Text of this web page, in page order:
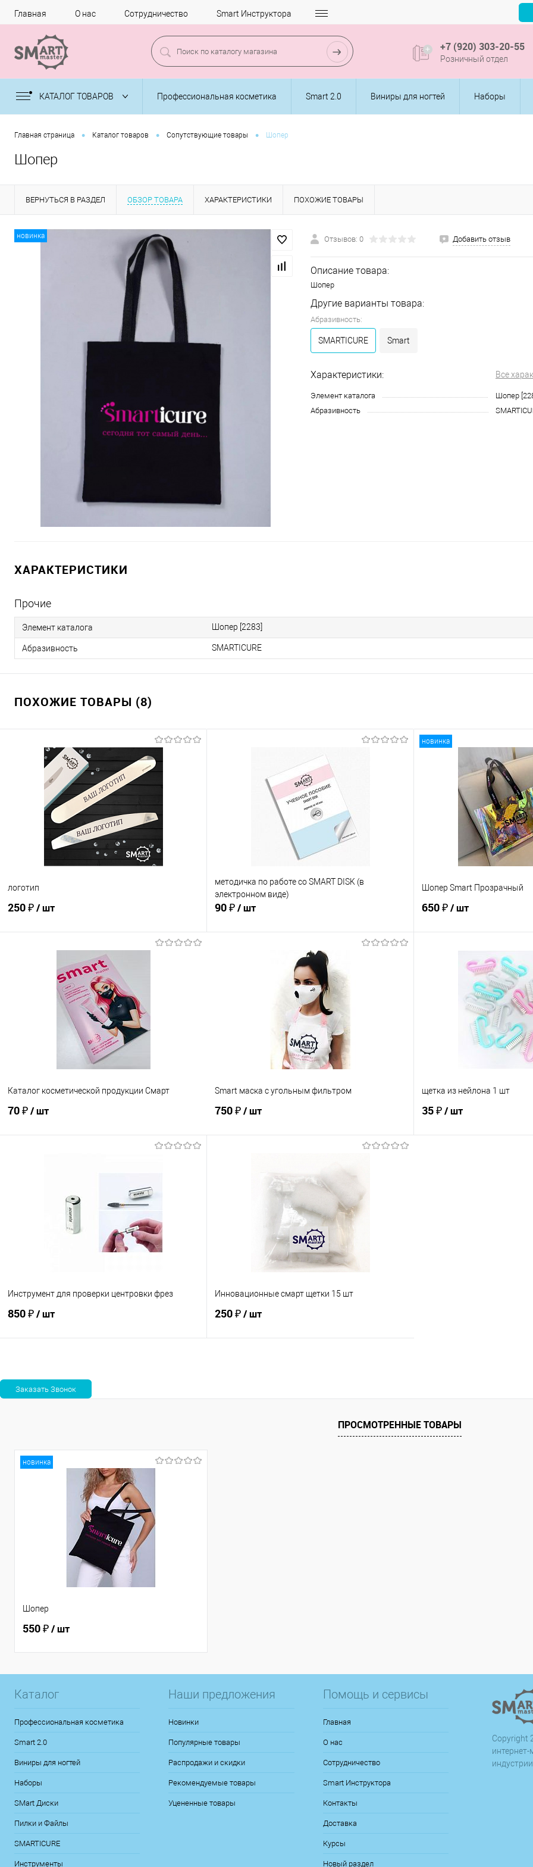
Главная О нас Сотрудничество Smart Инструктора
+7 (920) 303-20-55
Розничный отдел
КАТАЛОГ ТОВАРОВ Профессиональная косметика Smart 2.0 Виниры для ногтей Наборы
Главная страница • Каталог товаров • Сопутствующие товары • Шопер
Шопер
ВЕРНУТЬСЯ В РАЗДЕЛ ОБЗОР ТОВАРА ХАРАКТЕРИСТИКИ ПОХОЖИЕ ТОВАРЫ
новинка Отзывов: 0 Добавить отзыв
Описание товара:
Шопер
Другие варианты товара:
Абразивность:
SMARTICURE Smart
Характеристики: Все
Элемент каталога
Шопер
Абразивность
ХАРАКТЕРИСТИКИ
Прочие
Элемент каталога Шопер [2283]
Абразивность SMARTICURE
ПОХОЖИЕ ТОВАРЫ (8)
логотип
250 ₽/ шт
В корзину
Сравнение
В наличии
методичка по работе со SMART DISK (в
электронном виде)
90 ₽/ шт
В корзину
новинка
Шопер Smart Прозрачный
650 ₽/ шт
В
В избранное
Каталог косметической продукции Смарт
70 ₽/ шт
В наличии
Smart маска с угольным фильтром
750 ₽/ шт
В наличии
Голубая Красная
щетка из нейлона 1 шт
35 ₽/ шт
Инструмент для проверки центровки фрез
850 ₽/ шт
Сравнение
Инновационные смарт щетки 15 шт
250 ₽/ шт
ПРОСМОТРЕННЫЕ ТОВАРЫ
новинка
Шопер
550 ₽/ шт
Каталог
Профессиональная косметика
Smart 2.0
Виниры для ногтей
Наборы
SMart Диски
Пилки и Файлы
SMARTICURE
Инструменты
Наши предложения
Новинки
Популярные товары
Распродажи и скидки
Рекомендуемые товары
Уцененные товары
Помощь и сервисы
Главная
О нас
Сотрудничество
Smart Инструктора
Контакты
Доставка
Курсы
Новый раздел
Copyright